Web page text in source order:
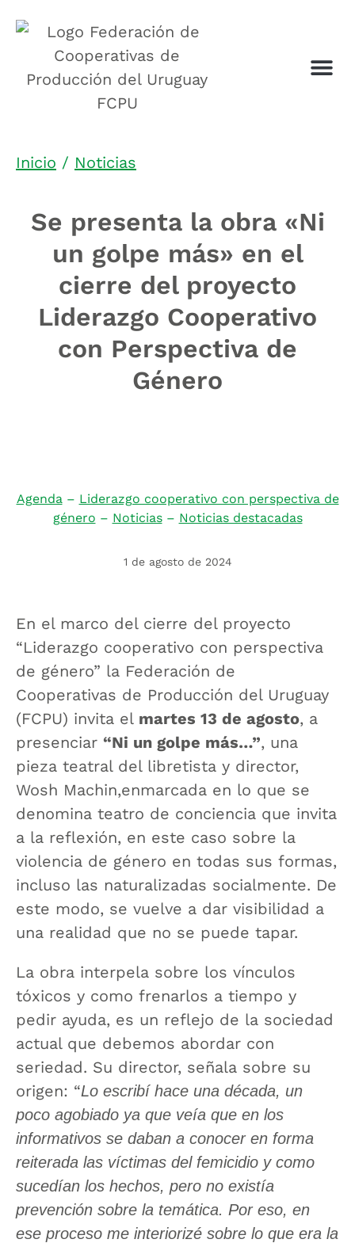
Inicio / Noticias
Se presenta la obra «Ni
un golpe más» en el
cierre del proyecto
Liderazgo Cooperativo
con Perspectiva de
Género
Agenda– Liderazgo cooperativo con perspectiva de
género – Noticias– Noticias destacadas
1 de agosto de 2024
En el marco del cierre del proyecto
“Liderazgo cooperativo con perspectiva
de género” la Federación de
Cooperativas de Producción del Uruguay
(FCPU) invita el martes 13 de agosto, a
presenciar “Ni un golpe más…”, una
pieza teatral del libretista y director,
Wosh Machin,enmarcada en lo que se
denomina teatro de conciencia que invita
a la reflexión, en este caso sobre la
violencia de género en todas sus formas,
incluso las naturalizadas socialmente. De
este modo, se vuelve a dar visibilidad a
una realidad que no se puede tapar.
La obra interpela sobre los vínculos
tóxicos y como frenarlos a tiempo y
pedir ayuda, es un reflejo de la sociedad
actual que debemos abordar con
seriedad. Su director, señala sobre su
origen: “Lo escribí hace una década, un
poco agobiado ya que veía que en los
informativos se daban a conocer en forma
reiterada las víctimas del femicidio y como
sucedían los hechos, pero no existía
prevención sobre la temática. Por eso, en
ese proceso me interiorizé sobre lo que era la